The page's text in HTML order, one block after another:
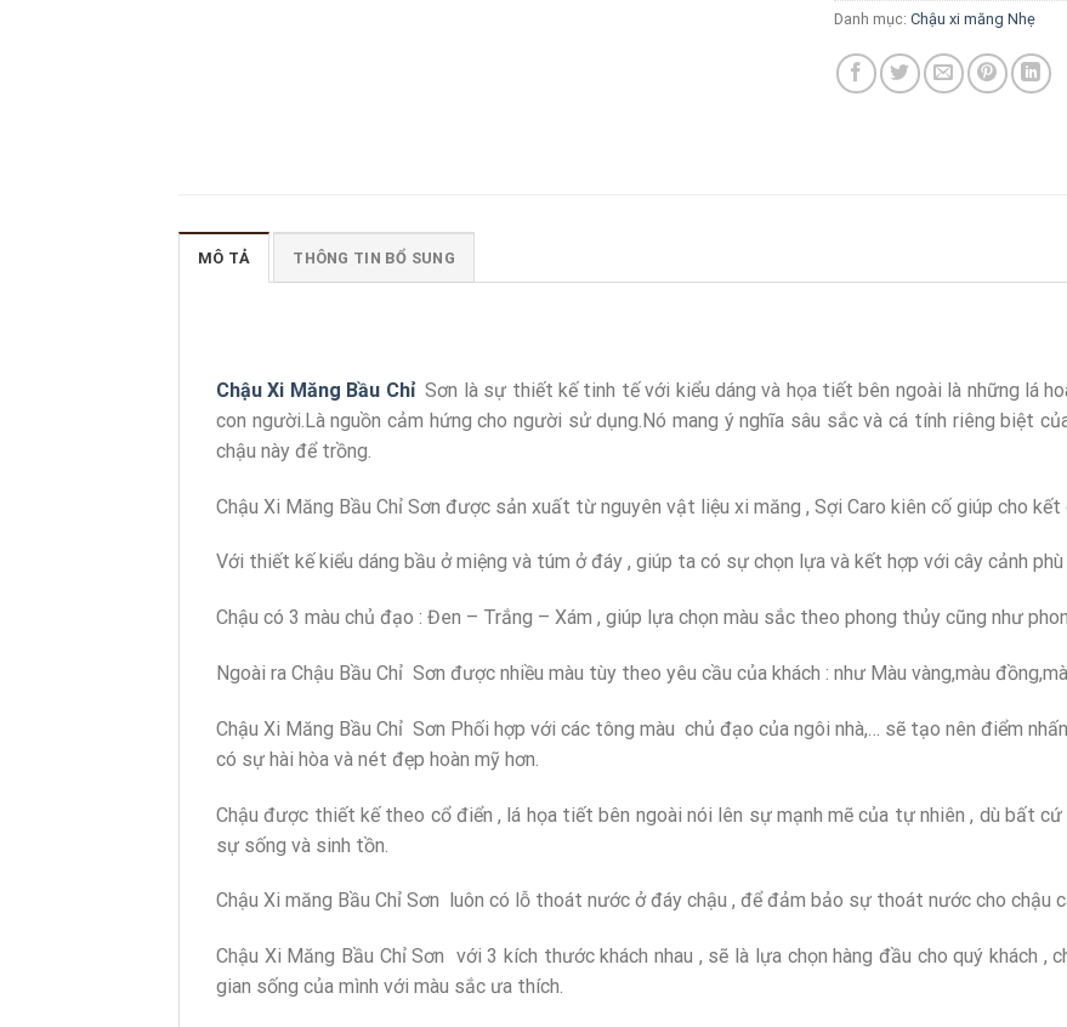
Danh mục: Chậu xi măng Nhẹ
MÔ TẢ THÔNG TIN BỔ SUNG
Chậu Xi Măng Bầu Chỉ Sơn là sự thiết kế tinh tế với kiểu dáng và họa tiết bên ngoài là những lá
con người.Là nguồn cảm hứng cho người sử dụng.Nó mang ý nghĩa sâu sắc và cá tính riêng biệt
chậu này để trồng.
Chậu Xi Măng Bầu Chỉ Sơn được sản xuất từ nguyên vật liệu xi măng , Sợi Caro kiên cố giúp cho kết
Với thiết kế kiểu dáng bầu ở miệng và túm ở đáy , giúp ta có sự chọn lựa và kết hợp với cây cảnh
Chậu có 3 màu chủ đạo : Đen – Trắng – Xám , giúp lựa chọn màu sắc theo phong thủy cũng như
Ngoài ra Chậu Bầu Chỉ Sơn được nhiều màu tùy theo yêu cầu của khách : như Màu vàng,màu
Chậu Xi Măng Bầu Chỉ Sơn Phối hợp với các tông màu chủ đạo của ngôi nhà,… sẽ tạo nên điểm
có sự hài hòa và nét đẹp hoàn mỹ hơn.
Chậu được thiết kế theo cổ điển , lá họa tiết bên ngoài nói lên sự mạnh mẽ của tự nhiên , dù bất cứ
sự sống và sinh tồn.
Chậu Xi măng Bầu Chỉ Sơn luôn có lỗ thoát nước ở đáy chậu , để đảm bảo sự thoát nước cho chậu
Chậu Xi Măng Bầu Chỉ Sơn với 3 kích thước khách nhau , sẽ là lựa chọn hàng đầu cho quý khách ,
gian sống của mình với màu sắc ưa thích.